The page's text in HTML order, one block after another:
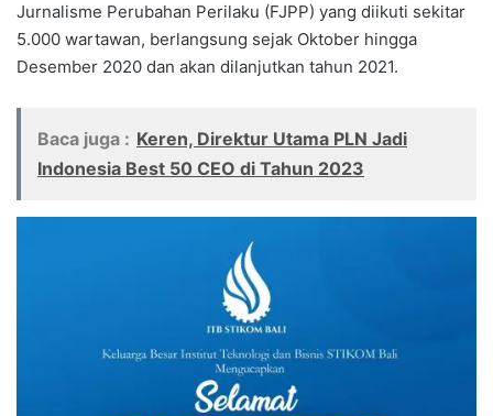
Jurnalisme Perubahan Perilaku (FJPP) yang diikuti sekitar
5.000 wartawan, berlangsung sejak Oktober hingga
Desember 2020 dan akan dilanjutkan tahun 2021.
Baca juga : Keren, Direktur Utama PLN Jadi
Indonesia Best 50 CEO di Tahun 2023